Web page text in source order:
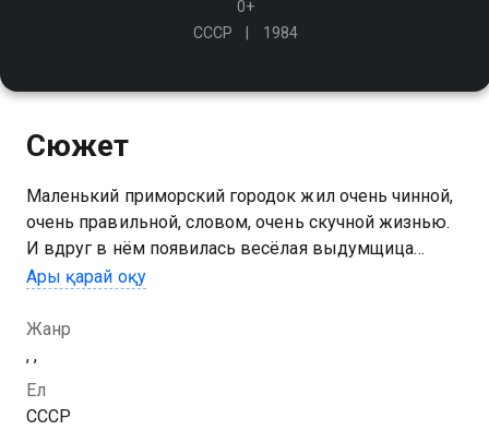
0+
СССР
1984
Сюжет
Маленький приморский городок жил очень чинной,
очень правильной, словом, очень скучной жизнью.
И вдруг в нём появилась весёлая выдумщица
Пеппи. Многим казалось, что она постоянно врёт. А
Ары қарай оқу
Жанр
, ,
Ел
СССР